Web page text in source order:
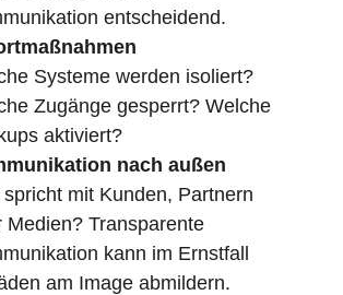
entscheidend.
Systeme werden isoliert?
Zugänge gesperrt? Welche
aktiviert?
nach außen
mit Kunden, Partnern
Medien? Transparente
kann im Ernstfall
am Image abmildern.